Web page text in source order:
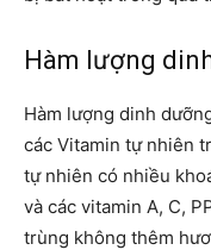
Hàm lượng
Hàm lượng dinh
các Vitamin tự nhiên
tự nhiên có nhiều
và các vitamin A, C,
trùng không thêm